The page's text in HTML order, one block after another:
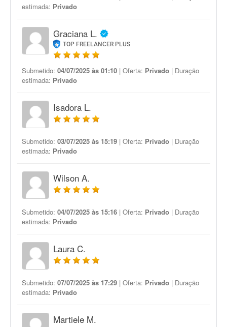
estimada: Privado
Graciana L.
TOP FREELANCER PLUS
Submetido: 04/07/2025 às 01:10 | Oferta: Privado | Duração
estimada: Privado
Isadora L.
Submetido: 03/07/2025 às 15:19 | Oferta: Privado | Duração
estimada: Privado
Wilson A.
Submetido: 04/07/2025 às 15:16 | Oferta: Privado | Duração
estimada: Privado
Laura C.
Submetido: 07/07/2025 às 17:29 | Oferta: Privado | Duração
estimada: Privado
Martiele M.